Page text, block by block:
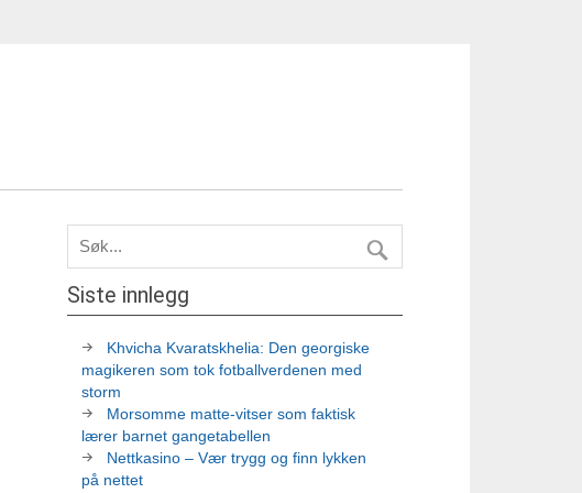
Siste innlegg
Khvicha Kvaratskhelia: Den georgiske
magikeren som tok fotballverdenen med
storm
Morsomme matte-vitser som faktisk
lærer barnet gangetabellen
Nettkasino – Vær trygg og finn lykken
på nettet